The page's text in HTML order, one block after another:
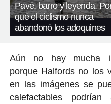
Pavé, barro y leyenda.
qué el ciclismo nunca
abandonó los adoquines
Aún no hay mucha
porque Halfords no los
en las imágenes se
calefactables podrían